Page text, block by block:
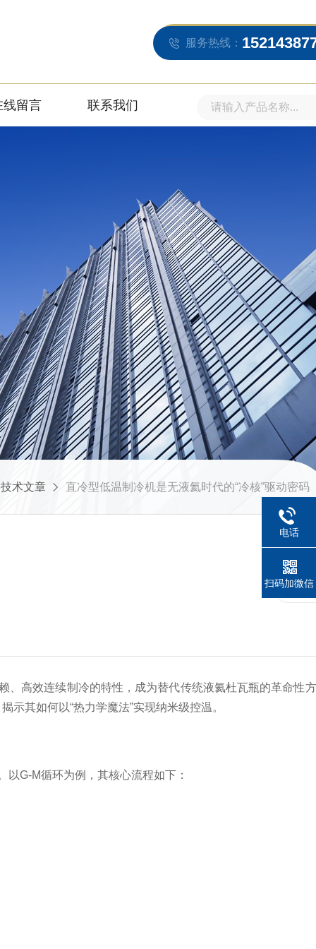
服务热线：
线留言 联系我们
技术文章 直冷型低温制冷机是无液氦时代的“冷核”驱动密码
高效连续制冷的特性，成为替代传统液氦杜瓦瓶的革命性
示其如何以“热力学魔法”实现纳米级控温。
G-M循环为例，其核心流程如下：
电话
扫码加微信